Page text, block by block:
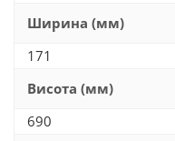
Ширина (мм)
171
Висота (мм)
690